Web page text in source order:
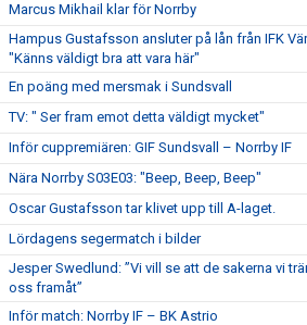
Marcus Mikhail klar för Norrby
Hampus Gustafsson ansluter på lån från IFK
"Känns väldigt bra att vara här"
En poäng med mersmak i Sundsvall
TV: " Ser fram emot detta väldigt mycket"
Inför cuppremiären: GIF Sundsvall – Norrby IF
Nära Norrby S03E03: "Beep, Beep, Beep"
Oscar Gustafsson tar klivet upp till A-laget.
Lördagens segermatch i bilder
Jesper Swedlund: ”Vi vill se att de sakerna vi
oss framåt”
Inför match: Norrby IF – BK Astrio